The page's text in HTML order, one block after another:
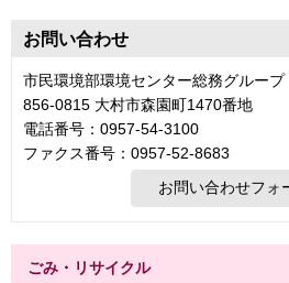
お問い合わせ
市民環境部環境センター総務グループ
856-0815 大村市森園町1470番地
電話番号：0957-54-3100
ファクス番号：0957-52-8683
ごみ・リサイクル